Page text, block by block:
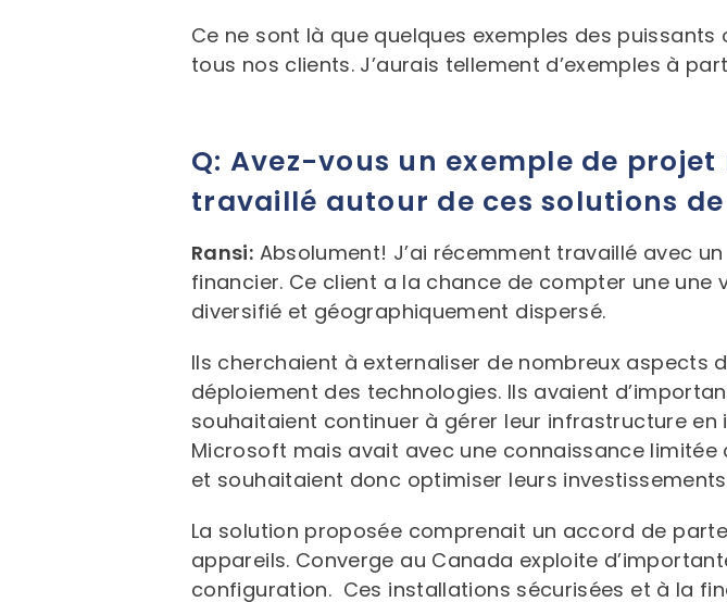
Ce ne sont là que quelques exemples des
tous nos clients. J’aurais tellement d’exemples à
Q: Avez-vous un exemple de
travaillé autour de ces solutions
Ransi: Absolument! J’ai récemment travaillé avec
financier. Ce client a la chance de compter une
diversifié et géographiquement dispersé.
Ils cherchaient à externaliser de nombreux aspects
déploiement des technologies. Ils avaient
souhaitaient continuer à gérer leur infrastructure
Microsoft mais avait avec une connaissance
et souhaitaient donc optimiser leurs
La solution proposée comprenait un accord de
appareils. Converge au Canada exploite
configuration. Ces installations sécurisées et à la